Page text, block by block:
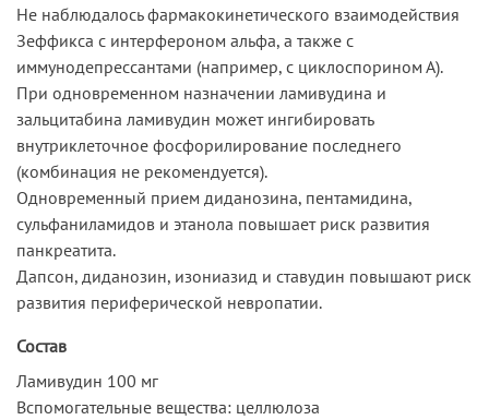
Не наблюдалось фармакокинетического взаимодействия
Зеффикса с интерфероном альфа, а также с
иммунодепрессантами (например, с циклоспорином А).
При одновременном назначении ламивудина и
зальцитабина ламивудин может ингибировать
внутриклеточное фосфорилирование последнего
(комбинация не рекомендуется).
Одновременный прием диданозина, пентамидина,
сульфаниламидов и этанола повышает риск развития
панкреатита.
Дапсон, диданозин, изониазид и ставудин повышают риск
развития периферической невропатии.
Состав
Ламивудин 100 мг
Вспомогательные вещества: целлюлоза